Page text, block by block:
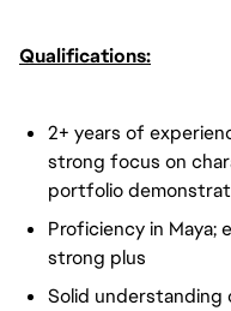
Qualifications:
2+ years of
strong focus on
portfolio
Proficiency in Maya;
strong plus
Solid understanding